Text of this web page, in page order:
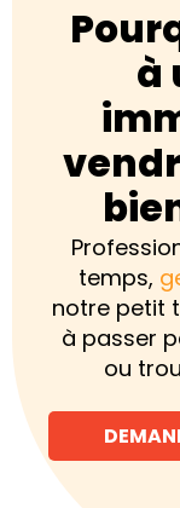
à
temps,
notre petit
à passer
ou